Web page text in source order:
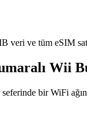
veri ve tüm eSIM
Wii
bir WiFi